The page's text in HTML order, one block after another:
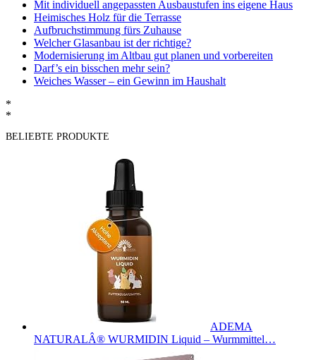
Mit individuell angepassten Ausbaustufen ins eigene Haus
Heimisches Holz für die Terrasse
Aufbruchstimmung fürs Zuhause
Welcher Glasanbau ist der richtige?
Modernisierung im Altbau gut planen und vorbereiten
Darf’s ein bisschen mehr sein?
Weiches Wasser – ein Gewinn im Haushalt
*
*
BELIEBTE PRODUKTE
ADEMA
NATURALÂ® WURMIDIN Liquid – Wurmmittel…